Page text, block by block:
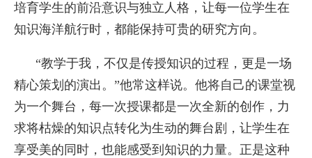
培育学生的前沿意识与独立人格，让每一位学生在
知识海洋航行时，都能保持可贵的研究方向。
“教学于我，不仅是传授知识的过程，更是一场
精心策划的演出。”他常这样说。他将自己的课堂视
为一个舞台，每一次授课都是一次全新的创作，力
求将枯燥的知识点转化为生动的舞台剧，让学生在
享受美的同时，也能感受到知识的力量。正是这种